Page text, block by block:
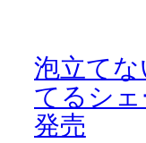
泡立て
てるシ
発売